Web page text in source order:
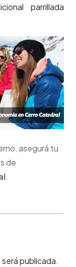
parrillada
asegurá tu
de
.
publicada.